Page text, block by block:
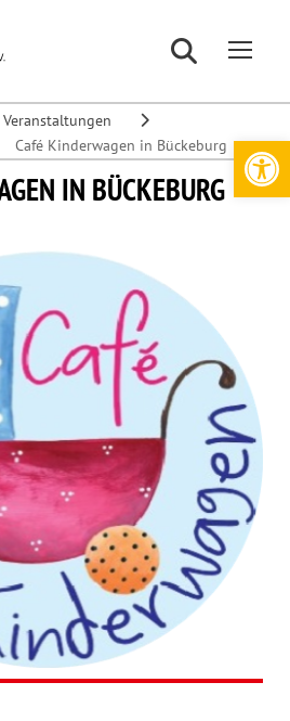
Veranstaltungen
Café Kinderwagen in Bückeburg
IN BÜCKEBURG
Werkzeugleiste öffnen